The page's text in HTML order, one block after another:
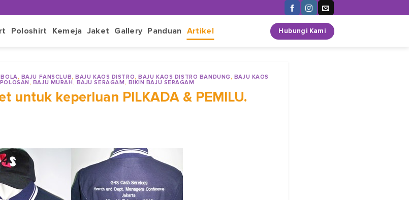
Poloshirt Kemeja Jaket Gallery Panduan Artikel Hubungi Kami
, BAJU FANSCLUB,BAJU KAOS DISTRO,BAJU KAOS DISTRO BANDUNG, BAJU KAOS
, BAJU MURAH, BAJU SERAGAM, BIKIN BAJU SERAGAM
untuk keperluan PILKADA & PEMILU.